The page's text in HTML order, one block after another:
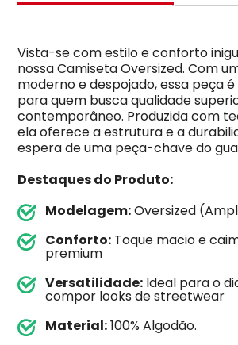
Vista-se com estilo e conforto
nossa Camiseta Oversized. Com
moderno e despojado, essa peça
para quem busca qualidade
contemporâneo. Produzida com
ela oferece a estrutura e a
espera de uma peça-chave do
Destaques do Produto:
Modelagem:Oversized
Conforto: Toque macio e
premium
Versatilidade: Ideal para o
compor looks de streetwear
Material:100% Algodão.